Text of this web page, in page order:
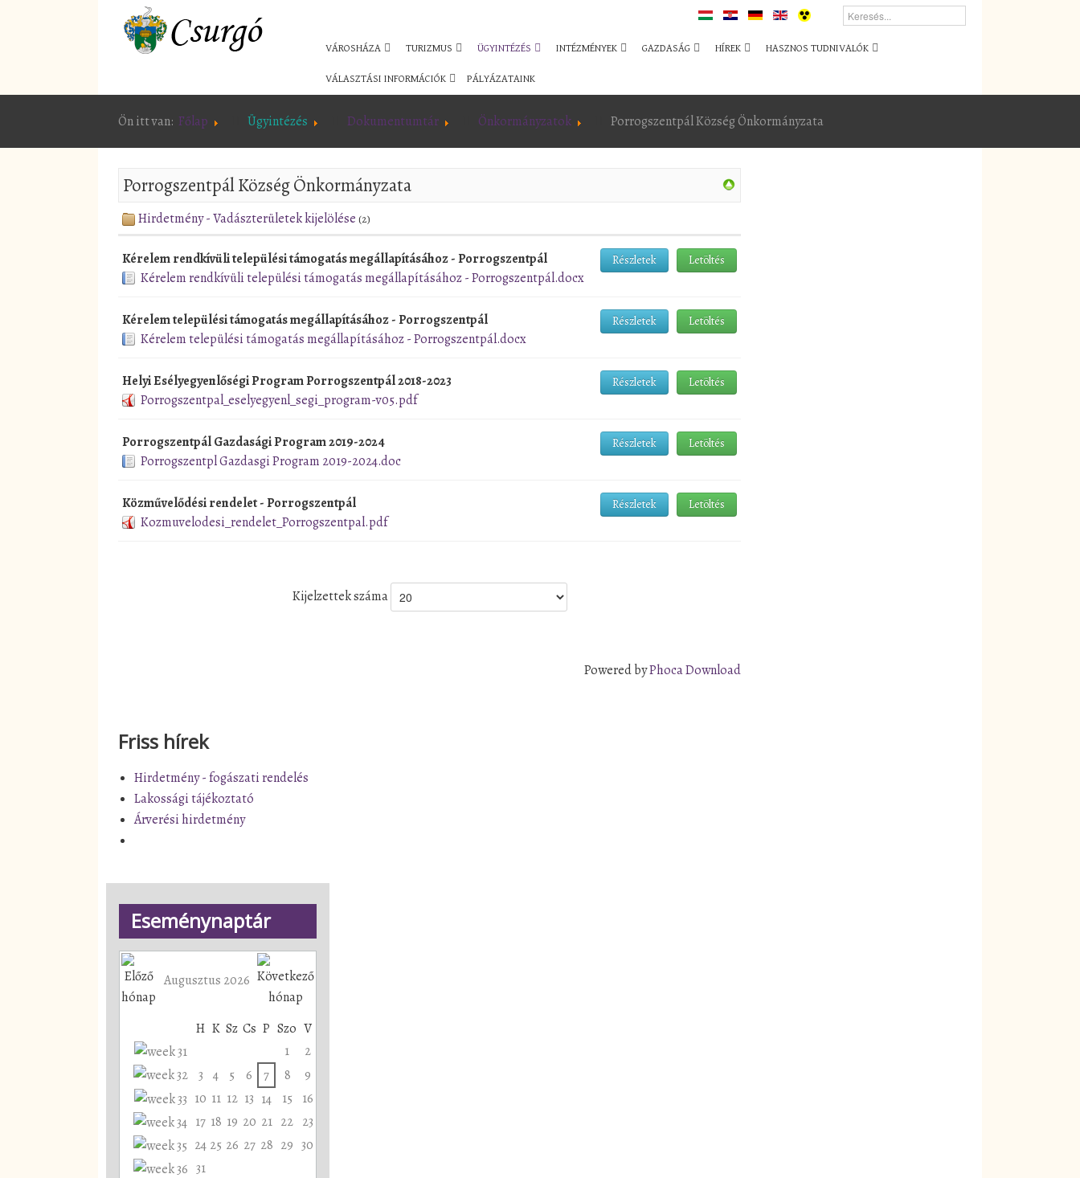
VÁROSHÁZA TURIZMUS ÜGYINTÉZÉS INTÉZMÉNYEK GAZDASÁG HÍREK HASZNOS TUDNIVALÓK
VÁLASZTÁSI INFORMÁCIÓK PÁLYÁZATAINK
Ön itt van: Főlap Ügyintézés Dokumentumtár Önkormányzatok Porrogszentpál Község Önkormányzata
Porrogszentpál Község Önkormányzata
Hirdetmény - Vadászterületek kijelölése (2)
Kérelem rendkívüli települési támogatás megállapításához - Porrogszentpál
Kérelem rendkívüli települési támogatás megállapításához - Porrogszentpál.docx
Letöltés
Részletek
Kérelem települési támogatás megállapításához - Porrogszentpál
Kérelem települési támogatás megállapításához - Porrogszentpál.docx
Letöltés
Részletek
Helyi Esélyegyenlőségi Program Porrogszentpál 2018-2023
Porrogszentpal_eselyegyenl_segi_program-v05.pdf
Letöltés
Részletek
Porrogszentpál Gazdasági Program 2019-2024
Porrogszentpl Gazdasgi Program 2019-2024.doc
Letöltés
Részletek
Közművelődési rendelet - Porrogszentpál
Kozmuvelodesi_rendelet_Porrogszentpal.pdf
Letöltés
Részletek
Kijelzettek száma
Powered byPhoca Download
Friss hírek
Hirdetmény - fogászati rendelés
Lakossági tájékoztató
Árverési hirdetmény
Eseménynaptár
Augusztus 2026
H K Sz Cs P Szo V
1
2
3 4 5 6 7 8
9
10 11 12 13 14 15
16
17 18 19 20 21 22 23
24 25 26 27 28 29 30
31